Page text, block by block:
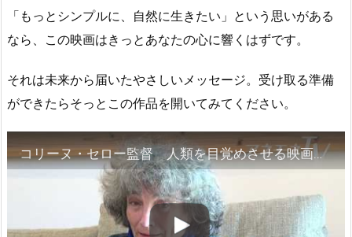
「もっとシンプルに、自然に生きたい」という思いがある
なら、この映画はきっとあなたの心に響くはずです。
それは未来から届いたやさしいメッセージ。受け取る準備
ができたらそっとこの作品を開いてみてください。
コリーヌ・セロー監督 人類を目覚めさせる映画「美しき緑の星」【アネモネ2019年７月号取材動画】